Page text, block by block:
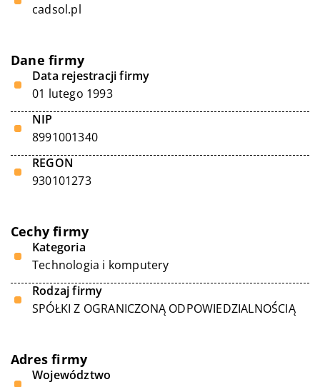
cadsol.pl
Dane firmy
Data rejestracji firmy
01 lutego 1993
NIP
8991001340
REGON
930101273
Cechy firmy
Kategoria
Technologia i komputery
Rodzaj firmy
SPÓŁKI Z OGRANICZONĄ ODPOWIEDZIALNOŚCIĄ
Adres firmy
Województwo